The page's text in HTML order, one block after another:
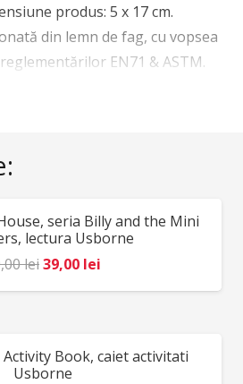
produs: 5 x 17 cm.
din lemn de fag, cu vopsea
EN71 & ASTM.
Contraindicată
pe parcursul jocului.
seria Billy and the Mini
lectura Usborne
leiPrețul
inițial
49,00 lei.
39,00 lei
curent
Book, caiet activitati
Usborne